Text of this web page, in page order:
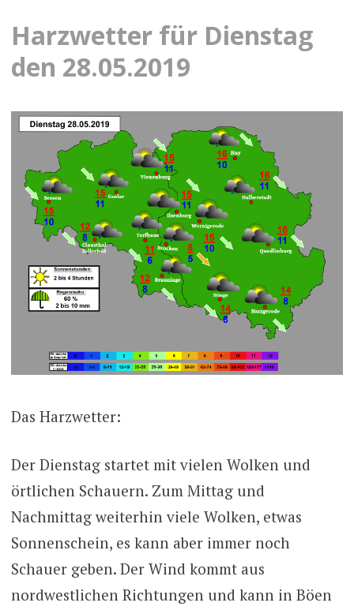
Harzwetter für Dienstag
den 28.05.2019
Das Harzwetter:
Der Dienstag startet mit vielen Wolken und
örtlichen Schauern. Zum Mittag und
Nachmittag weiterhin viele Wolken, etwas
Sonnenschein, es kann aber immer noch
Schauer geben. Der Wind kommt aus
nordwestlichen Richtungen und kann in Böen